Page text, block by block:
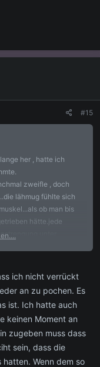
#15
her , hatte ich
zweifle , doch
lähmug fühlte sich
ob man bis
hätte.jede
unter
gorgona27's erlebis
ich spürte ich bin
sich mit mir ohne mich
ich nicht verrückt
an zu pochen. Es
ist. Ich hatte auch
keinen Moment an
zugeben muss dass
sein, dass die
hatten. Wenn dem so